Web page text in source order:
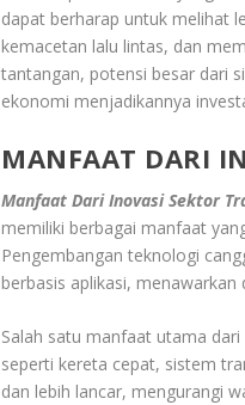
dapat berharap untuk melihat
kemacetan lalu lintas, dan
tantangan, potensi besar dari
ekonomi menjadikannya
MANFAAT DARI
Manfaat Dari Inovasi Sektor
memiliki berbagai manfaat
Pengembangan teknologi
berbasis aplikasi,
Salah satu manfaat utama
seperti kereta cepat, sistem
dan lebih lancar, mengurangi